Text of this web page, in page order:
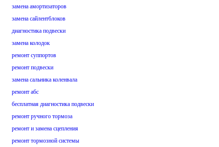
замена амортизаторов
замена сайлентблоков
диагностика подвески
замена колодок
ремонт суппортов
ремонт подвески
замена сальника коленвала
ремонт абс
бесплатная диагностика подвески
ремонт ручного тормоза
ремонт и замена сцепления
ремонт тормозной системы